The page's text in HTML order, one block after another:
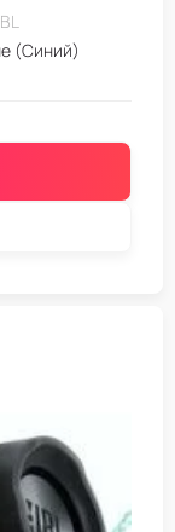
(Синий)